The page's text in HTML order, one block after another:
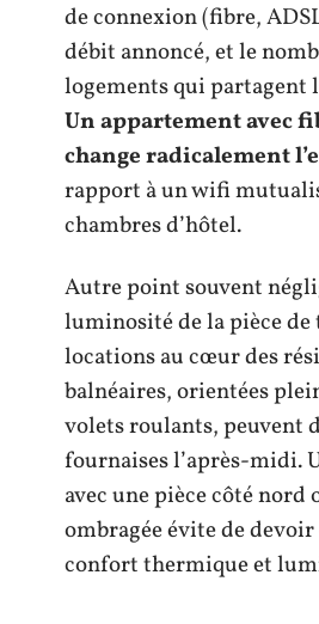
de connexion (fibre,
débit annoncé, et le
logements qui partagent
Un appartement avec
change radicalement
rapport à un wifi
chambres d’hôtel.
Autre point souvent
luminosité de la pièce de
locations au cœur des
balnéaires, orientées
volets roulants, peuvent
fournaises l’après-midi.
avec une pièce côté nord
ombragée évite de
confort thermique et